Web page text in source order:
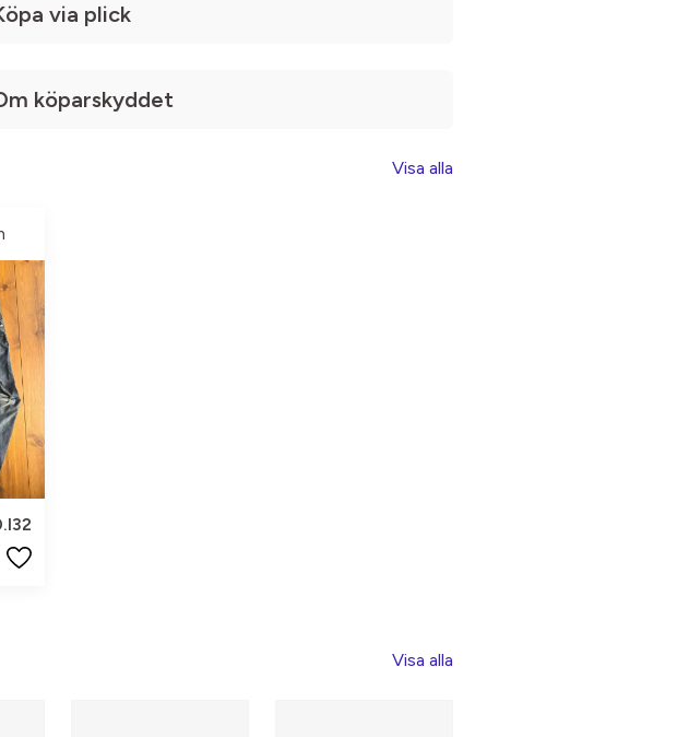
via plick
köparskyddet
Visa alla
Visa alla